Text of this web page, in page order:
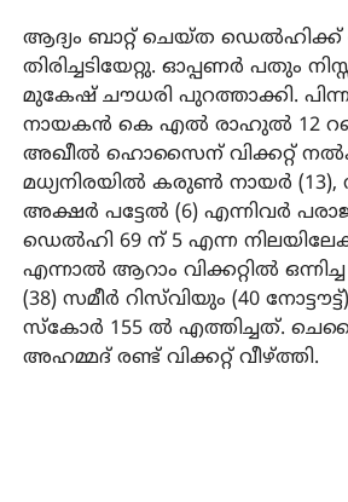
ആദ്യം ബാറ്റ് ചെയ്ത ഡെൽഹിക്ക്
തിരിച്ചടിയേറ്റു. ഓപ്പണർ പതും
മുകേഷ് ചൗധരി പുറത്താക്കി.
നായകൻ കെ എൽ രാഹുൽ 12
അഖീൽ ഹൊസൈന് വിക്കറ്റ്
മധ്യനിരയിൽ കരുൺ നായർ (13),
അക്ഷർ പട്ടേൽ (6) എന്നിവർ
ഡെൽഹി 69 ന് 5 എന്ന
എന്നാൽ ആറാം വിക്കറ്റിൽ ഒന്നിച്ച
(38) സമീർ റിസ്‌വിയും (40
സ്കോർ 155 ൽ എത്തിച്ചത്.
അഹമ്മദ് രണ്ട് വിക്കറ്റ് വീഴ്ത്തി.